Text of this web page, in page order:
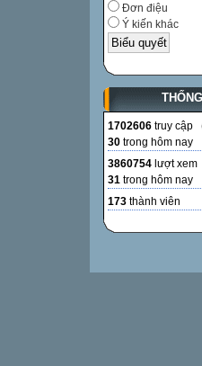
Đơn điệu
Ý kiến khác
1702606 truy cập
30 trong hôm nay
3860754 lượt xem
31 trong hôm nay
173 thành viên